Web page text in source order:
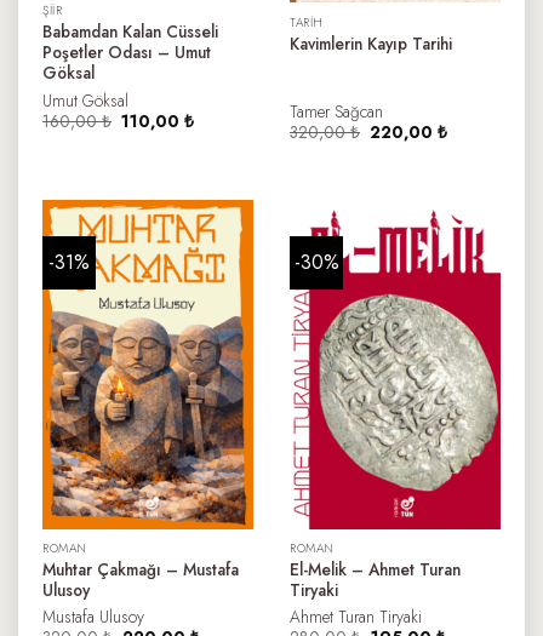
ŞIIR
Babamdan Kalan Cüsseli
Poşetler Odası – Umut
Göksal
Umut Göksal
160,00₺ Orijinal
fiyat:
110,00₺Şu
TARIH
Kavimlerin Kayıp Tarihi
Tamer Sağcan
320,00₺ Orijinal
fiyat:
220,00₺Şu
-31%
ROMAN
Muhtar Çakmağı – Mustafa
Ulusoy
Mustafa Ulusoy
-30%
ROMAN
El-Melik – Ahmet Turan
Tiryaki
Ahmet Turan Tiryaki